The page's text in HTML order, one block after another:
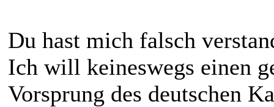
Du hast mich falsch
Ich will keineswegs einen
Vorsprung des deutschen